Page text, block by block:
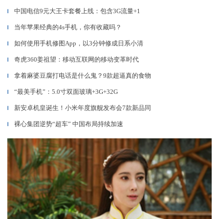
▎ 中国电信9元大王卡套餐上线：包含3G流量+1
▎ 当年苹果经典的4s手机，你有收藏吗？
▎ 如何使用手机修图App，以3分钟修成日系小清
▎ 奇虎360姜祖望：移动互联网的移动变革时代
▎ 拿着麻婆豆腐打电话是什么鬼？9款超逼真的食物
▎ “最美手机”：5.0寸双面玻璃+3G+32G
▎ 新安卓机皇诞生！小米年度旗舰发布会7款新品同
▎ 裸心集团逆势“超车” 中国布局持续加速